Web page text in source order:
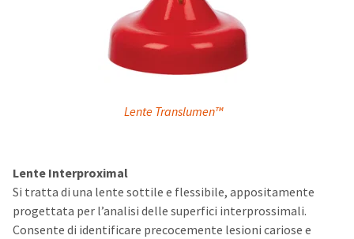
Lente Translumen™
Lente Interproximal
Si tratta di una lente sottile e flessibile, appositamente
progettata per l’analisi delle superfici interprossimali.
Consente di identificare precocemente lesioni cariose e